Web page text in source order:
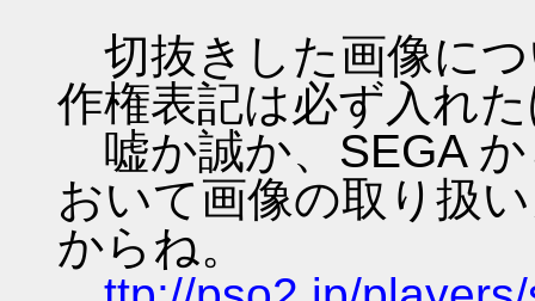
切抜きした画像に
作権表記は必ず入れ
嘘か誠か、SEGA
おいて画像の取り扱
からね。